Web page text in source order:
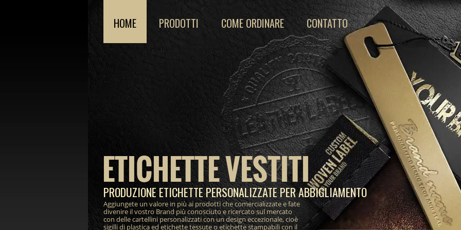
ETICHETTE VESTITI
PRODUZIONE ETICHETTE PERSONALIZZATE PER ABBIGLIAMENTO
Aggiungete un valore in più ai prodotti che comercializzate e fate
divenire il vostro Brand più conosciuto e ricercato sul mercato
con delle cartellini personalizzati con un design eccezionale, cioè
sigilli di plastica ed etichette tessute o etichette stampabili con il
HOME PRODOTTI COME ORDINARE CONTATTO